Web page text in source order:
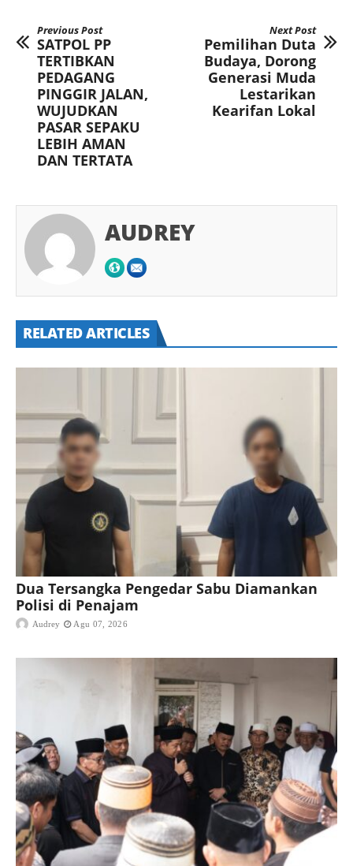
Previous Post
SATPOL PP
TERTIBKAN
PEDAGANG
PINGGIR JALAN,
WUJUDKAN
PASAR SEPAKU
LEBIH AMAN
DAN TERTATA
Next Post
Pemilihan Duta
Budaya, Dorong
Generasi Muda
Lestarikan
Kearifan Lokal
AUDREY
RELATED ARTICLES
Dua Tersangka Pengedar Sabu Diamankan
Polisi di Penajam
Audrey Agu 07, 2026